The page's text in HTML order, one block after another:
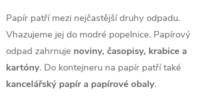
Papír patří mezi nejčastější druhy odpadu.
Vhazujeme jej do modré popelnice. Papírový
odpad zahrnuje noviny, časopisy, krabice a
kartóny. Do kontejneru na papír patří také
kancelářský papír a papírové obaly.